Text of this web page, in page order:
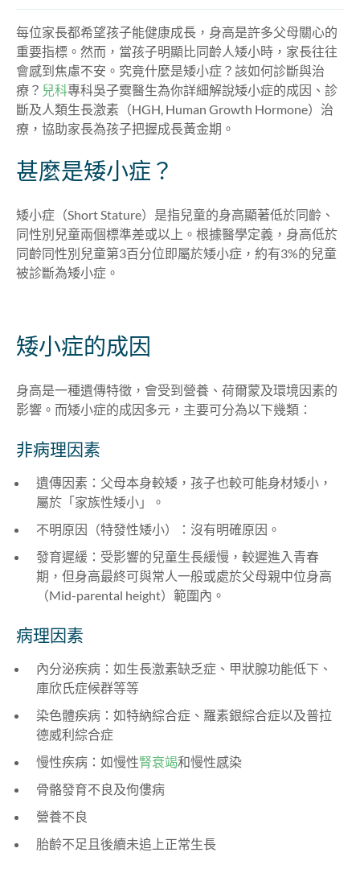
每位家長都希望孩子能健康成長，身高是許多父母關心的
重要指標。然而，當孩子明顯比同齡人矮小時，家長往往
會感到焦慮不安。究竟什麼是矮小症？該如何診斷與治
療？ 兒科專科吳子霙醫生為你詳細解說矮小症的成因、診
斷及人類生長激素（HGH, Human Growth Hormone）治
療，協助家長為孩子把握成長黃金期。
甚麼是矮小症？
矮小症（Short Stature）是指兒童的身高顯著低於同齡、
同性別兒童兩個標準差或以上。根據醫學定義，身高低於
同齡同性別兒童第3百分位即屬於矮小症，約有3%的兒童
被診斷為矮小症。
矮小症的成因
身高是一種遺傳特徵，會受到營養、荷爾蒙及環境因素的
影響。而矮小症的成因多元，主要可分為以下幾類：
非病理因素
遺傳因素：父母本身較矮，孩子也較可能身材矮小，
屬於「家族性矮小」。
不明原因（特發性矮小）：沒有明確原因。
發育遲緩：受影響的兒童生長緩慢，較遲進入青春
期，但身高最終可與常人一般或處於父母親中位身高
（Mid-parental height）範圍內。
病理因素
內分泌疾病：如生長激素缺乏症、甲狀腺功能低下、
庫欣氏症候群等等
染色體疾病：如特納綜合症、羅素銀綜合症以及普拉
德威利綜合症
慢性疾病：如慢性腎衰竭和慢性感染
骨骼發育不良及佝僂病
營養不良
胎齡不足且後續未追上正常生長